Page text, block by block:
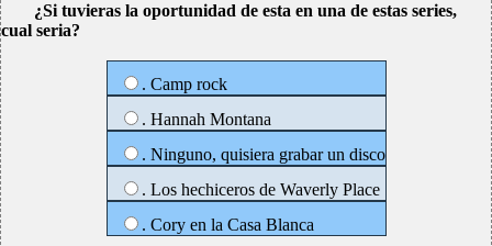
¿Si tuvieras la oportunidad de esta en una de estas series,
cual seria?
. Camp rock
. Hannah Montana
. Ninguno, quisiera grabar un disco
. Los hechiceros de Waverly Place
. Cory en la Casa Blanca